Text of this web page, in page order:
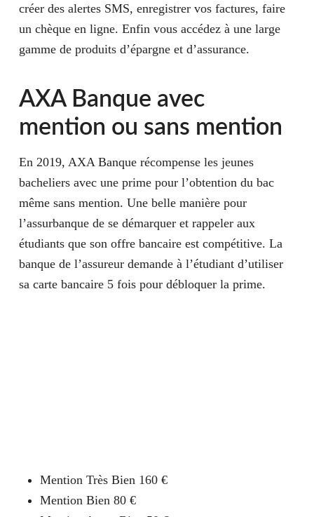
créer des alertes SMS, enregistrer vos factures, faire
un chèque en ligne. Enfin vous accédez à une large
gamme de produits d’épargne et d’assurance.
AXA Banque avec
mention ou sans mention
En 2019, AXA Banque récompense les jeunes
bacheliers avec une prime pour l’obtention du bac
même sans mention. Une belle manière pour
l’assurbanque de se démarquer et rappeler aux
étudiants que son offre bancaire est compétitive. La
banque de l’assureur demande à l’étudiant d’utiliser
sa carte bancaire 5 fois pour débloquer la prime.
Mention Très Bien 160 €
Mention Bien 80 €